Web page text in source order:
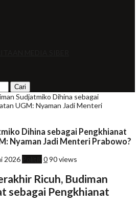
Sudjatmiko Dihina sebagai
UGM: Nyaman Jadi Menteri
Dihina sebagai Pengkhianat
Nyaman Jadi Menteri Prabowo?
2026 090 views
Ricuh, Budiman
sebagai Pengkhianat